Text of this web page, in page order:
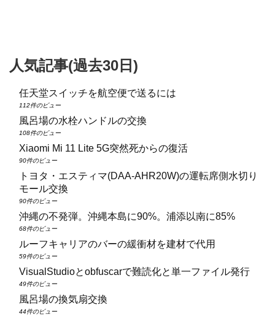
人気記事(過去30日)
任天堂スイッチを航空便で送るには
112件のビュー
風呂場の水栓ハンドルの交換
108件のビュー
Xiaomi Mi 11 Lite 5G突然死からの復活
90件のビュー
トヨタ・エスティマ(DAA‑AHR20W)の運転席側水切り
モール交換
90件のビュー
沖縄の不発弾。沖縄本島に90%。浦添以南に85%
68件のビュー
ルーフキャリアのバーの緩衝材を建材で代用
59件のビュー
VisualStudioとobfuscarで難読化と単一ファイル発行
49件のビュー
風呂場の換気扇交換
44件のビュー